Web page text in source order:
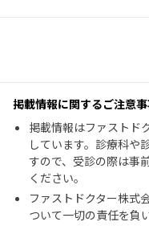
掲載情報に関するご注意
掲載情報はファストド
しています。診療科や
すので、受診の際は事
ください。
ファストドクター株式
ついて一切の責任を負